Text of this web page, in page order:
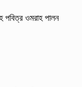
পবিত্র ওমরাহ পালন